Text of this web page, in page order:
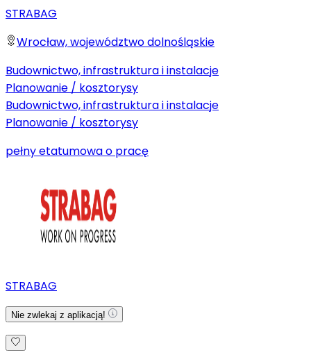
STRABAG
Wrocław, województwo dolnośląskie
Budownictwo, infrastruktura i instalacje
Planowanie / kosztorysy
Budownictwo, infrastruktura i instalacje
Planowanie / kosztorysy
pełny etatumowa o pracę
STRABAG
Nie zwlekaj z aplikacją!